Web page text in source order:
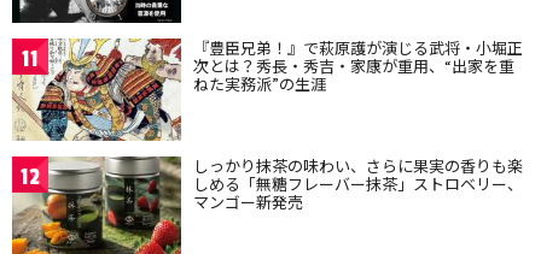
11 『豊臣兄弟！』で萩原護が演じる武将・小堀正
次とは？秀長・秀吉・家康が重用、“出家を重
ねた実務派”の生涯
12 しっかり抹茶の味わい、さらに果実の香りも楽
しめる「無糖フレーバー抹茶」ストロベリー、
マンゴー新発売